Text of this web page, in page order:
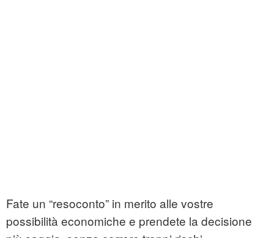
Fate un “resoconto” in merito alle vostre
possibilità economiche e prendete la decisione